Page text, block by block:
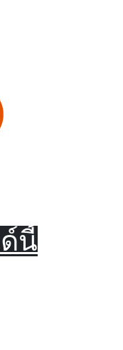
นี้